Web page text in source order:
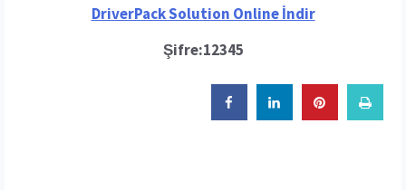
DriverPack Solution Online İndir
Şifre:12345